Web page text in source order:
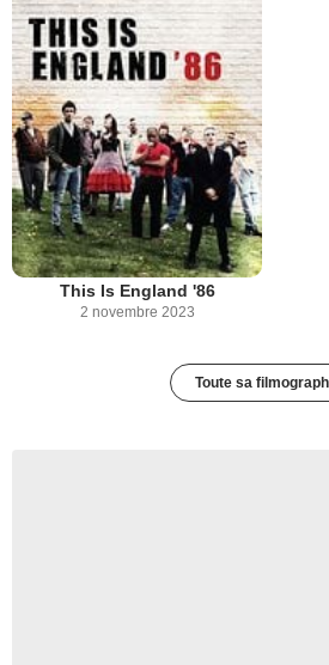
This Is England '86
2 novembre 2023
Toute sa